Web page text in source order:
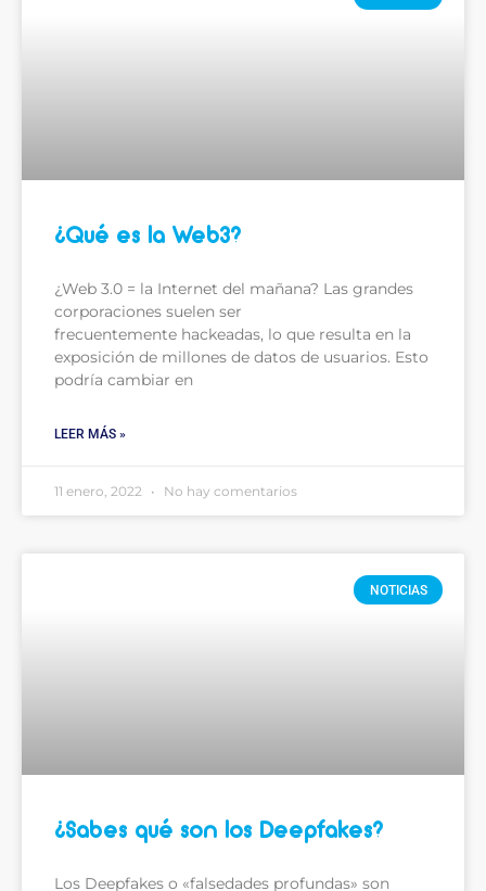
¿Qué es la Web3?
¿Web 3.0 = la Internet del mañana? Las grandes
corporaciones suelen ser
frecuentemente hackeadas, lo que resulta en la
exposición de millones de datos de usuarios. Esto
podría cambiar en
LEER MÁS »
11 enero, 2022 No hay comentarios
NOTICIAS
¿Sabes qué son los Deepfakes?
Los Deepfakes o «falsedades profundas» son